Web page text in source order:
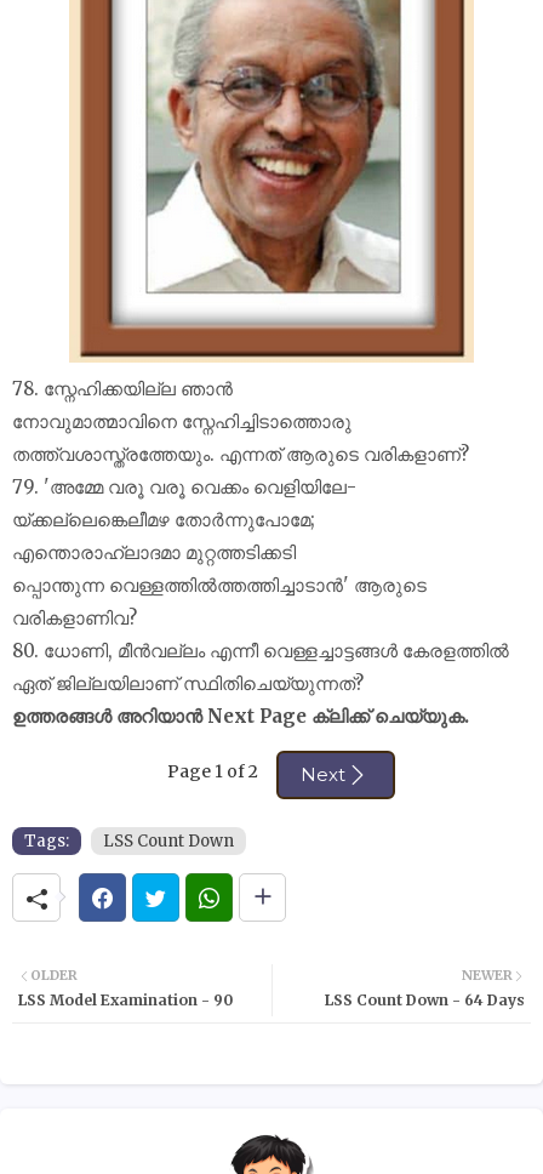
78. സ്നേഹിക്കയില്ല ഞാൻ
നോവുമാത്മാവിനെ സ്നേഹിച്ചിടാത്തൊരു
തത്ത്വശാസ്ത്രത്തേയും. എന്നത് ആരുടെ വരികളാണ്?
79. 'അമ്മേ വരൂ വരൂ വെക്കം വെളിയിലേ-
യ്ക്കല്ലെങ്കെലീമഴ തോര്‍ന്നുപോമേ;
എന്തൊരാഹ്ലാദമാ മുറ്റത്തടിക്കടി
പ്പൊന്തുന്ന വെള്ളത്തില്‍ത്തത്തിച്ചാടാന്‍' ആരുടെ
വരികളാണിവ?
80. ധോണി, മീൻവല്ലം എന്നീ വെള്ളച്ചാട്ടങ്ങൾ കേരളത്തിൽ
ഏത് ജില്ലയിലാണ് സ്ഥിതിചെയ്യുന്നത്?
ഉത്തരങ്ങൾ അറിയാൻ Next Page ക്ലിക്ക് ചെയ്യുക.
Page 1 of 2 Next
Tags: LSS Count Down
NEWER
LSS Count Down - 64 Days
OLDER
LSS Model Examination - 90